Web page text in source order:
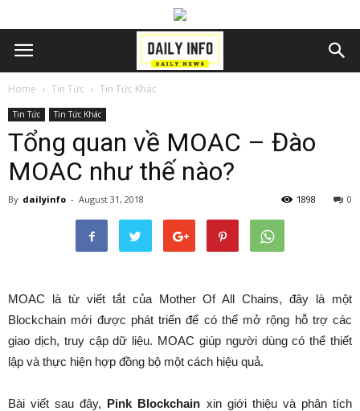
Home Tin Tức Tin Tức Khác
Tin Tức Tin Tức Khác
Tổng quan về MOAC – Đào
MOAC như thế nào?
By dailyinfo - August 31, 2018 0
1898
MOAC là từ viết tắt của Mother Of All Chains, đây là một
Blockchain mới được phát triển để có thể mở rộng hỗ trợ các
giao dịch, truy cập dữ liệu. MOAC giúp người dùng có thể thiết
lập và thực hiện hợp đồng bộ một cách hiệu quả.
Bài viết sau đây, Pink Blockchain xin giới thiệu và phân tích